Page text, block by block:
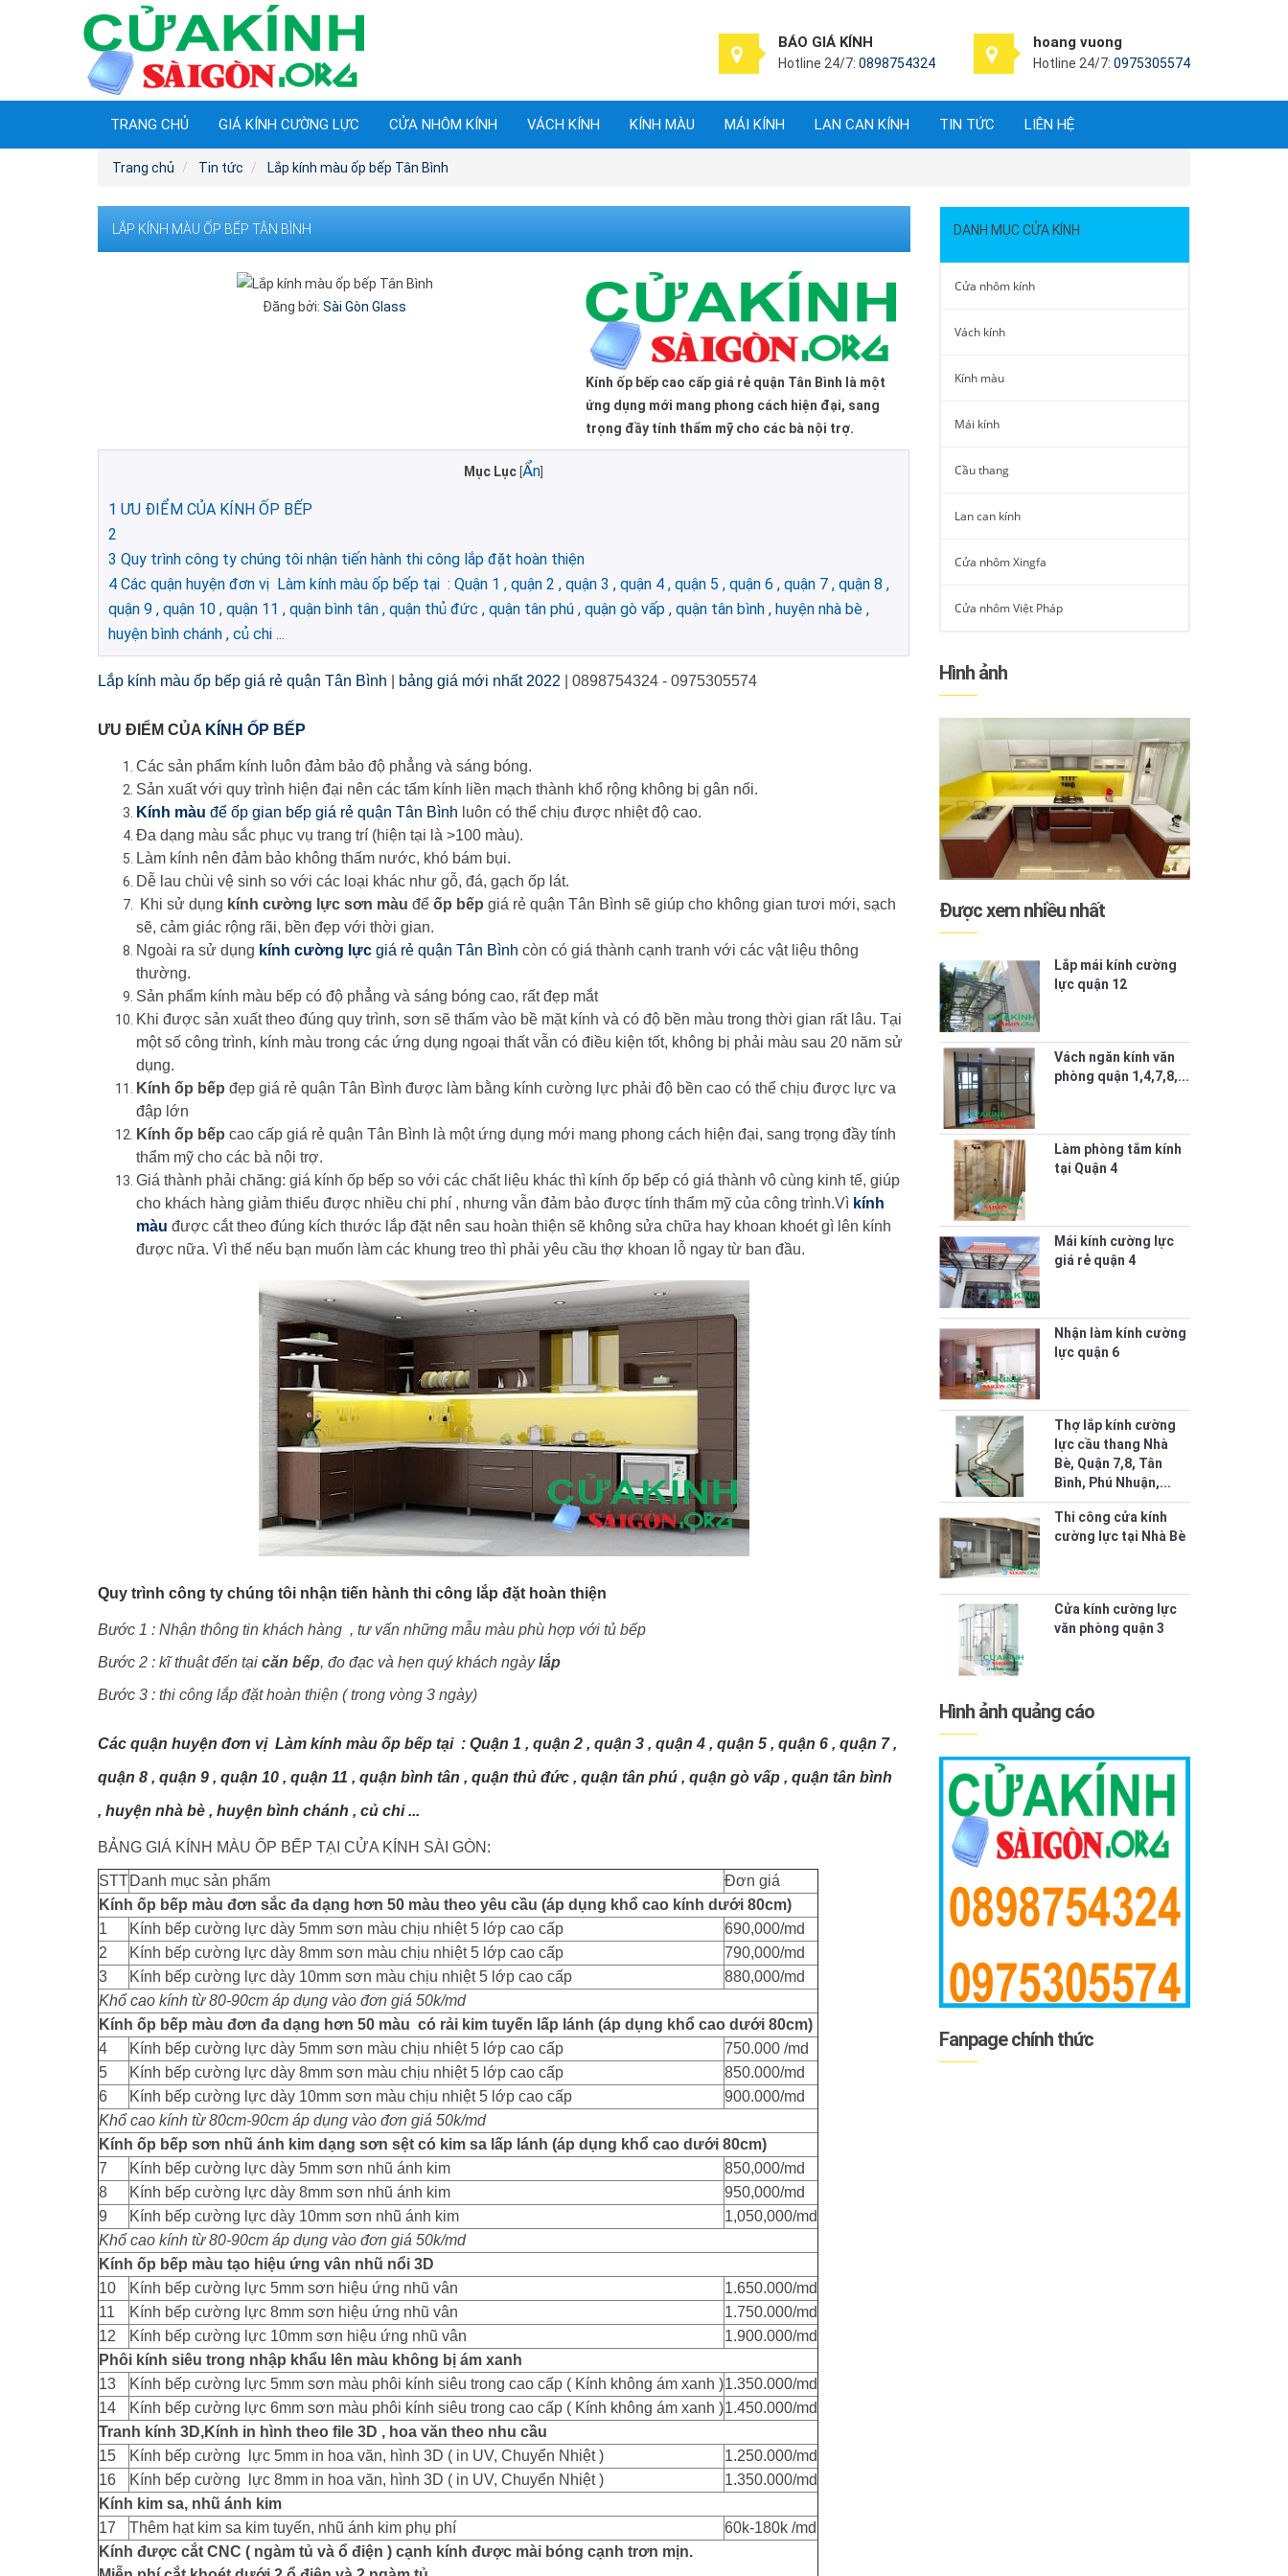
BÁO GIÁ KÍNH
Hotline 24/7: 0898754324
hoang vuong
Hotline 24/7: 0975305574
TRANG CHỦ GIÁ KÍNH CƯỜNG LỰC CỬA NHÔM KÍNH VÁCH KÍNH KÍNH MÀU MÁI KÍNH LAN CAN KÍNH TIN TỨC LIÊN HỆ
Trang chủ Tin tức Lắp kính màu ốp bếp Tân Bình
LẮP KÍNH MÀU ỐP BẾP TÂN BÌNH
Đăng bởi:Sài Gòn Glass
Kính ốp bếp cao cấp giá rẻ quận Tân Bình là một
ứng dụng mới mang phong cách hiện đại, sang
trọng đầy tính thẩm mỹ cho các bà nội trợ.
Mục Lục Ẩn
1 ƯU ĐIỂM CỦA KÍNH ỐP BẾP
2
3 Quy trình công ty chúng tôi nhận tiến hành thi công lắp đặt hoàn thiện
4 Các quận huyện đơn vị Làm kính màu ốp bếp tại : Quận 1 , quận 2 , quận 3 , quận 4 , quận 5 , quận 6 , quận 7 , quận 8 ,
quận 9 , quận 10 , quận 11 , quận bình tân , quận thủ đức , quận tân phú , quận gò vấp , quận tân bình , huyện nhà bè ,
huyện bình chánh , củ chi ...
Lắp kính màu ốp bếp giá rẻ quận Tân Bình bảng giá mới nhất 2022 | 0898754324 - 0975305574
ƯU ĐIỂM CỦA KÍNH ỐP BẾP
Các sản phẩm kính luôn đảm bảo độ phẳng và sáng bóng.
Sản xuất với quy trình hiện đại nên các tấm kính liền mạch thành khổ rộng không bị gân nối.
Kính màu để ốp gian bếp giá rẻ quận Tân Bình luôn có thể chịu được nhiệt độ cao.
Đa dạng màu sắc phục vụ trang trí (hiện tại là >100 màu).
Làm kính nên đảm bảo không thấm nước, khó bám bụi.
Dễ lau chùi vệ sinh so với các loại khác như gỗ, đá, gạch ốp lát.
Khi sử dụng kính cường lực sơn màu để ốp bếp giá rẻ quận Tân Bình sẽ giúp cho không gian tươi mới, sạch
sẽ, cảm giác rộng rãi, bền đẹp với thời gian.
Ngoài ra sử dụng kính cường lực giá rẻ quận Tân Bình còn có giá thành cạnh tranh với các vật liệu thông
thường.
Sản phẩm kính màu bếp có độ phẳng và sáng bóng cao, rất đẹp mắt
Khi được sản xuất theo đúng quy trình, sơn sẽ thấm vào bề mặt kính và có độ bền màu trong thời gian rất lâu. Tại
một số công trình, kính màu trong các ứng dụng ngoại thất vẫn có điều kiện tốt, không bị phải màu sau 20 năm sử
dụng.
Kính ốp bếp đẹp giá rẻ quận Tân Bình được làm bằng kính cường lực phải độ bền cao có thể chịu được lực va
đập lớn
Kính ốp bếp cao cấp giá rẻ quận Tân Bình là một ứng dụng mới mang phong cách hiện đại, sang trọng đầy tính
thẩm mỹ cho các bà nội trợ.
Giá thành phải chăng: giá kính ốp bếp so với các chất liệu khác thì kính ốp bếp có giá thành vô cùng kinh tế, giúp
cho khách hàng giảm thiểu được nhiều chi phí , nhưng vẫn đảm bảo được tính thẩm mỹ của công trình.Vì kính
màu được cắt theo đúng kích thước lắp đặt nên sau hoàn thiện sẽ không sửa chữa hay khoan khoét gì lên kính
được nữa. Vì thế nếu bạn muốn làm các khung treo thì phải yêu cầu thợ khoan lỗ ngay từ ban đầu.
Quy trình công ty chúng tôi nhận tiến hành thi công lắp đặt hoàn thiện
Bước 1 : Nhận thông tin khách hàng , tư vấn những mẫu màu phù hợp với tủ bếp
Bước 2 : kĩ thuật đến tại căn bếp, đo đạc và hẹn quý khách ngàylắp
Bước 3 : thi công lắp đặt hoàn thiện ( trong vòng 3 ngày)
Các quận huyện đơn vị Làm kính màu ốp bếp tại: Quận 1 , quận 2 , quận 3 , quận 4 , quận 5 , quận 6 , quận 7 ,
quận 8 , quận 9 , quận 10 , quận 11 , quận bình tân , quận thủ đức , quận tân phú , quận gò vấp , quận tân bình
, huyện nhà bè , huyện bình chánh , củ chi ...
BẢNG GIÁ KÍNH MÀU ỐP BẾP TẠI CỬA KÍNH SÀI GÒN:
STTDanh mục sản phẩm
Đơn giá
Kính ốp bếp màu đơn sắc đa dạng hơn 50 màu theo yêu cầu (áp dụng khổ cao kính dưới 80cm)
1
Kính bếp cường lực dày 5mm sơn màu chịu nhiệt 5 lớp cao cấp
690,000/md
2
Kính bếp cường lực dày 8mm sơn màu chịu nhiệt 5 lớp cao cấp
790,000/md
3
Kính bếp cường lực dày 10mm sơn màu chịu nhiệt 5 lớp cao cấp
880,000/md
Khổ cao kính từ 80-90cm áp dụng vào đơn giá 50k/md
Kính ốp bếp màu đơn đa dạng hơn 50 màu có rải kim tuyến lấp lánh (áp dụng khổ cao dưới 80cm)
4
Kính bếp cường lực dày 5mm sơn màu chịu nhiệt 5 lớp cao cấp
750.000 /md
5
Kính bếp cường lực dày 8mm sơn màu chịu nhiệt 5 lớp cao cấp
850.000/md
6
Kính bếp cường lực dày 10mm sơn màu chịu nhiệt 5 lớp cao cấp
900.000/md
Khổ cao kính từ 80cm-90cm áp dụng vào đơn giá 50k/md
Kính ốp bếp sơn nhũ ánh kim dạng sơn sệt có kim sa lấp lánh (áp dụng khổ cao dưới 80cm)
7
Kính bếp cường lực dày 5mm sơn nhũ ánh kim
850,000/md
8
Kính bếp cường lực dày 8mm sơn nhũ ánh kim
950,000/md
9
Kính bếp cường lực dày 10mm sơn nhũ ánh kim
1,050,000/md
Khổ cao kính từ 80-90cm áp dụng vào đơn giá 50k/md
Kính ốp bếp màu tạo hiệu ứng vân nhũ nổi 3D
10
Kính bếp cường lực 5mm sơn hiệu ứng nhũ vân
1.650.000/md
11
Kính bếp cường lực 8mm sơn hiệu ứng nhũ vân
1.750.000/md
12
Kính bếp cường lực 10mm sơn hiệu ứng nhũ vân
1.900.000/md
Phôi kính siêu trong nhập khẩu lên màu không bị ám xanh
13
Kính bếp cường lực 5mm sơn màu phôi kính siêu trong cao cấp ( Kính không ám xanh )1.350.000/md
14
Kính bếp cường lực 6mm sơn màu phôi kính siêu trong cao cấp ( Kính không ám xanh )1.450.000/md
Tranh kính 3D,Kính in hình theo file 3D , hoa văn theo nhu cầu
15
Kính bếp cường lực 5mm in hoa văn, hình 3D ( in UV, Chuyển Nhiệt )
1.250.000/md
16
Kính bếp cường lực 8mm in hoa văn, hình 3D ( in UV, Chuyển Nhiệt )
1.350.000/md
Kính kim sa, nhũ ánh kim
17
Thêm hạt kim sa kim tuyến, nhũ ánh kim phụ phí
60k-180k /md
Kính được cắt CNC ( ngàm tủ và ổ điện ) cạnh kính được mài bóng cạnh trơn mịn.
DANH MỤC CỬA KÍNH
Cửa nhôm kính
Vách kính
Kính màu
Mái kính
Cầu thang
Lan can kính
Cửa nhôm Xingfa
Cửa nhôm Việt Pháp
Hình ảnh
Được xem nhiều nhất
Lắp mái kính cường
lực quận 12
Vách ngăn kính văn
phòng quận 1,4,7,8,...
Làm phòng tắm kính
tại Quận 4
Mái kính cường lực
giá rẻ quận 4
Nhận làm kính cường
lực quận 6
Thợ lắp kính cường
lực cầu thang Nhà
Bè, Quận 7,8, Tân
Bình, Phú Nhuận,...
Thi công cửa kính
cường lực tại Nhà Bè
Cửa kính cường lực
văn phòng quận 3
Hình ảnh quảng cáo
Fanpage chính thức